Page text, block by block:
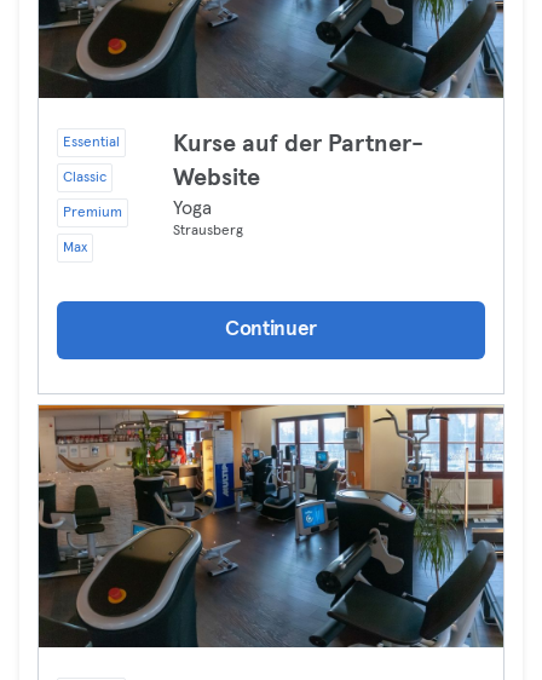
Essential
Classic
Premium
Max
Kurse auf der Partner-
Website
Yoga
Strausberg
Continuer